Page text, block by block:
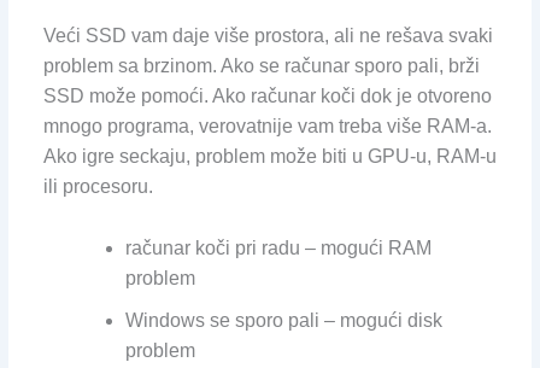
Veći SSD vam daje više prostora, ali ne rešava svaki
problem sa brzinom. Ako se računar sporo pali, brži
SSD može pomoći. Ako računar koči dok je otvoreno
mnogo programa, verovatnije vam treba više RAM-a.
Ako igre seckaju, problem može biti u GPU-u, RAM-u
ili procesoru.
računar koči pri radu – mogući RAM
problem
Windows se sporo pali – mogući disk
problem